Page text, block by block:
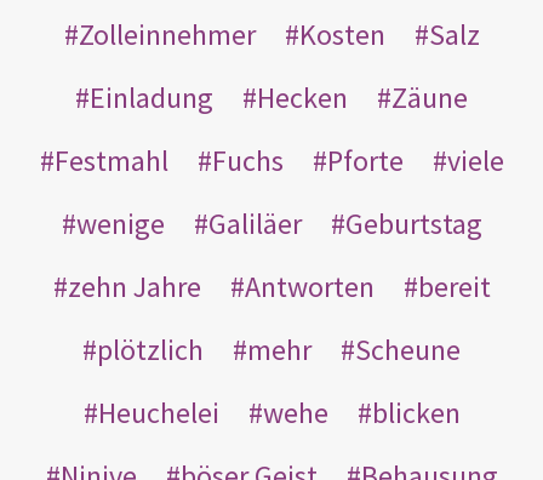
Zolleinnehmer Kosten
Salz
Einladung
Hecken
Zäune
Festmahl
Fuchs Pforte
viele
wenige
Galiläer
Geburtstag
zehn Jahre
Antworten
bereit
plötzlich
mehr
Scheune
Heuchelei
wehe
blicken